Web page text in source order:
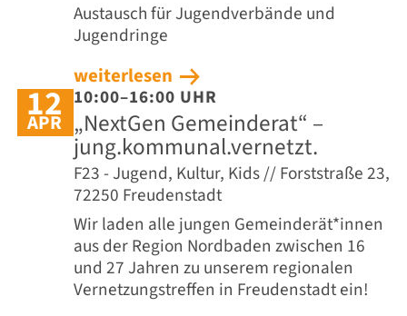
Austausch für Jugendverbände und
Jugendringe
weiterlesen
12
APR
10:00–16:00 UHR
„NextGen Gemeinderat“ –
jung.kommunal.vernetzt.
F23 - Jugend, Kultur, Kids // Forststraße 23,
72250 Freudenstadt
Wir laden alle jungen Gemeinderät*innen
aus der Region Nordbaden zwischen 16
und 27 Jahren zu unserem regionalen
Vernetzungstreffen in Freudenstadt ein!